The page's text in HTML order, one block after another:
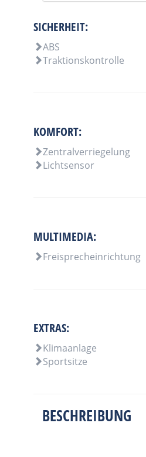
SICHERHEIT:
ABS
Traktionskontrolle
KOMFORT:
Zentralverriegelung
Lichtsensor
MULTIMEDIA:
Freisprecheinrichtung
EXTRAS:
Klimaanlage
Sportsitze
BESCHREIBUNG